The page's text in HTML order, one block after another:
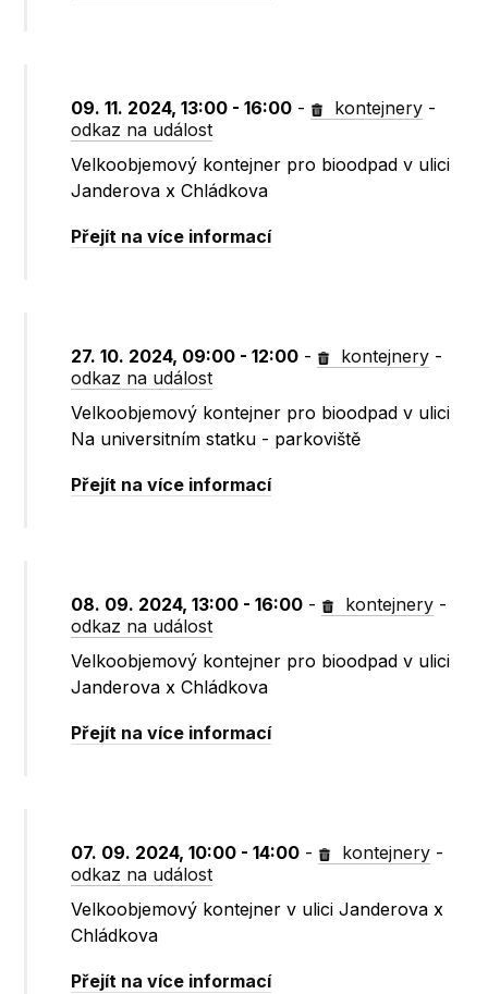
09. 11. 2024, 13:00 - 16:00 - kontejnery -
odkaz na událost
Velkoobjemový kontejner pro bioodpad v ulici
Janderova x Chládkova
Přejít na více informací
27. 10. 2024, 09:00 - 12:00 - kontejnery -
odkaz na událost
Velkoobjemový kontejner pro bioodpad v ulici
Na universitním statku - parkoviště
Přejít na více informací
08. 09. 2024, 13:00 - 16:00 - kontejnery -
odkaz na událost
Velkoobjemový kontejner pro bioodpad v ulici
Janderova x Chládkova
Přejít na více informací
07. 09. 2024, 10:00 - 14:00 - kontejnery -
odkaz na událost
Velkoobjemový kontejner v ulici Janderova x
Chládkova
Přejít na více informací